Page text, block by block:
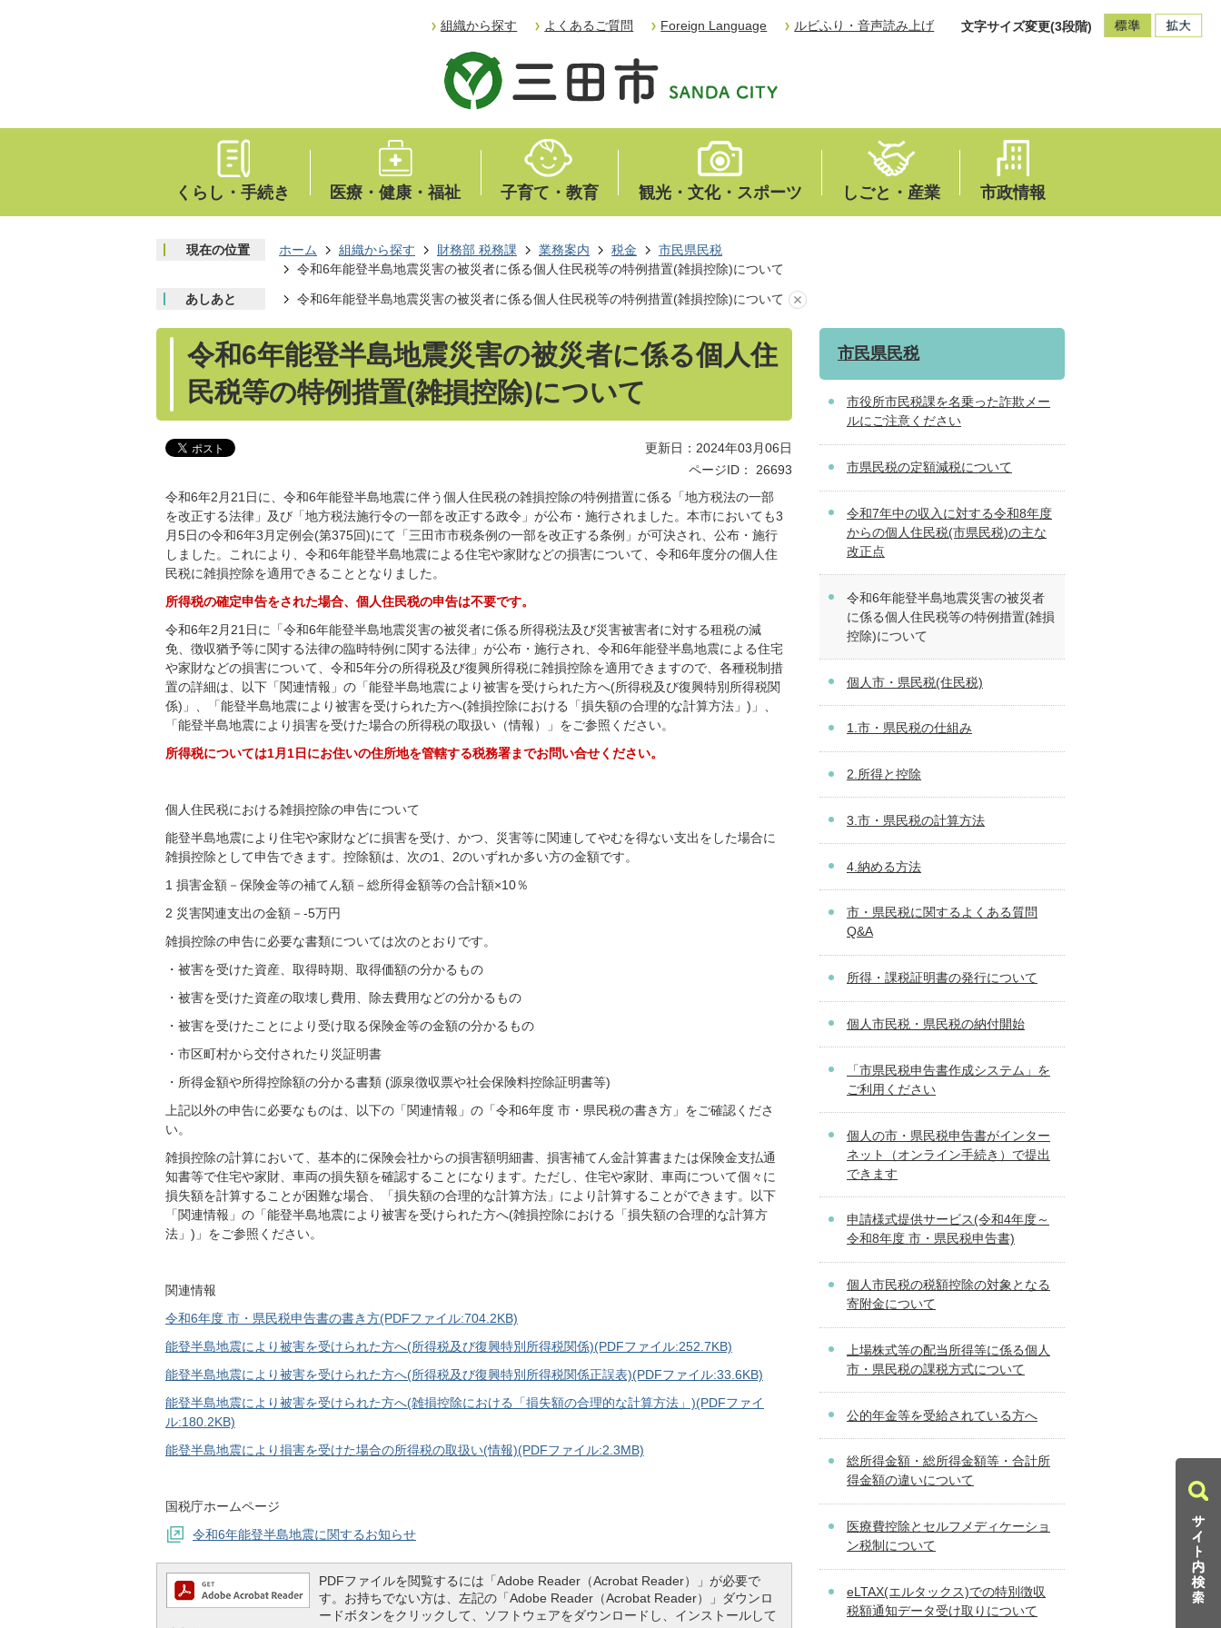
組織から探す よくあるご質問 Foreign Language ルビふり・音声読み上げ 文字サイズ変更(3段階)
くらし・手続き 医療・健康・福祉 子育て・教育 観光・文化・スポーツ しごと・産業 市政情報
現在の位置 ホーム 組織から探す 財務部 税務課 業務案内 税金
市民県民税
令和6年能登半島地震災害の被災者に係る個人住民税等の特例措置(雑損控除)について
あしあと 令和6年能登半島地震災害の被災者に係る個人住民税等の特例措置(雑損控除)について
令和6年能登半島地震災害の被災者に係る個人住
民税等の特例措置(雑損控除)について
更新日：2024年03月06日
ページID：
26693
令和6年2月21日に、令和6年能登半島地震に伴う個人住民税の雑損控除の特例措置に係る「地方税法の一部
を改正する法律」及び「地方税法施行令の一部を改正する政令」が公布・施行されました。本市においても3
月5日の令和6年3月定例会(第375回)にて「三田市市税条例の一部を改正する条例」が可決され、公布・施行
しました。これにより、令和6年能登半島地震による住宅や家財などの損害について、令和6年度分の個人住
民税に雑損控除を適用できることとなりました。
所得税の確定申告をされた場合、個人住民税の申告は不要です。
令和6年2月21日に「令和6年能登半島地震災害の被災者に係る所得税法及び災害被害者に対する租税の減
免、徴収猶予等に関する法律の臨時特例に関する法律」が公布・施行され、令和6年能登半島地震による住宅
や家財などの損害について、令和5年分の所得税及び復興所得税に雑損控除を適用できますので、各種税制措
置の詳細は、以下「関連情報」の「能登半島地震により被害を受けられた方へ(所得税及び復興特別所得税関
係)」、「能登半島地震により被害を受けられた方へ(雑損控除における「損失額の合理的な計算方法」)」、
「能登半島地震により損害を受けた場合の所得税の取扱い（情報）」をご参照ください。
所得税については1月1日にお住いの住所地を管轄する税務署までお問い合せください。
個人住民税における雑損控除の申告について
能登半島地震により住宅や家財などに損害を受け、かつ、災害等に関連してやむを得ない支出をした場合に
雑損控除として申告できます。控除額は、次の1、2のいずれか多い方の金額です。
1 損害金額－保険金等の補てん額－総所得金額等の合計額×10％
2 災害関連支出の金額－-5万円
雑損控除の申告に必要な書類については次のとおりです。
・被害を受けた資産、取得時期、取得価額の分かるもの
・被害を受けた資産の取壊し費用、除去費用などの分かるもの
・被害を受けたことにより受け取る保険金等の金額の分かるもの
・市区町村から交付されたり災証明書
・所得金額や所得控除額の分かる書類 (源泉徴収票や社会保険料控除証明書等)
上記以外の申告に必要なものは、以下の「関連情報」の「令和6年度 市・県民税の書き方」をご確認くださ
い。
雑損控除の計算において、基本的に保険会社からの損害額明細書、損害補てん金計算書または保険金支払通
知書等で住宅や家財、車両の損失額を確認することになります。ただし、住宅や家財、車両について個々に
損失額を計算することが困難な場合、「損失額の合理的な計算方法」により計算することができます。以下
「関連情報」の「能登半島地震により被害を受けられた方へ(雑損控除における「損失額の合理的な計算方
法」)」をご参照ください。
関連情報
令和6年度 市・県民税申告書の書き方(PDFファイル:704.2KB)
能登半島地震により被害を受けられた方へ(所得税及び復興特別所得税関係)(PDFファイル:252.7KB)
能登半島地震により被害を受けられた方へ(所得税及び復興特別所得税関係正誤表)(PDFファイル:33.6KB)
能登半島地震により被害を受けられた方へ(雑損控除における「損失額の合理的な計算方法」)(PDFファイ
ル:180.2KB)
能登半島地震により損害を受けた場合の所得税の取扱い(情報)(PDFファイル:2.3MB)
国税庁ホームページ
令和6年能登半島地震に関するお知らせ
PDFファイルを閲覧するには「Adobe Reader（Acrobat Reader）」が必要で
す。お持ちでない方は、左記の「Adobe Reader（Acrobat Reader）」ダウンロ
ードボタンをクリックして、ソフトウェアをダウンロードし、インストールして
市民県民税
市役所市民税課を名乗った詐欺メー
ルにご注意ください
市県民税の定額減税について
令和7年中の収入に対する令和8年度
からの個人住民税(市県民税)の主な
改正点
令和6年能登半島地震災害の被災者
に係る個人住民税等の特例措置(雑損
控除)について
個人市・県民税(住民税)
1.市・県民税の仕組み
2.所得と控除
3.市・県民税の計算方法
4.納める方法
市・県民税に関するよくある質問
Q&A
所得・課税証明書の発行について
個人市民税・県民税の納付開始
「市県民税申告書作成システム」を
ご利用ください
個人の市・県民税申告書がインター
ネット（オンライン手続き）で提出
できます
申請様式提供サービス(令和4年度～
令和8年度 市・県民税申告書)
個人市民税の税額控除の対象となる
寄附金について
上場株式等の配当所得等に係る個人
市・県民税の課税方式について
公的年金等を受給されている方へ
総所得金額・総所得金額等・合計所
得金額の違いについて
医療費控除とセルフメディケーショ
ン税制について
eLTAX(エルタックス)での特別徴収
税額通知データ受け取りについて